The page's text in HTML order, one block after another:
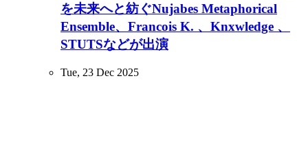
を未来へと紡ぐNujabes Metaphorical
Ensemble、Francois K. 、Knxwledge 、
STUTSなどが出演
Tue, 23 Dec 2025